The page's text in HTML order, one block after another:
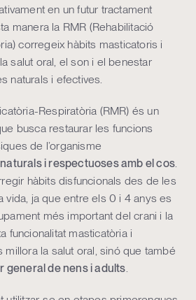
en un futur tractament
manera la RMR (Rehabilitació
corregeix hàbits masticatoris i
salut oral, el son i el benestar
naturals i efectives.
Respiratòria (RMR) és un
busca restaurar les funcions
de l’organisme
i respectuoses amb el cos.
hàbits disfuncionals des de les
vida, ja que entre els 0 i 4 anys es
més important del crani i la
funcionalitat masticatòria i
millora la salut oral, sinó que també
general de nens i adults.